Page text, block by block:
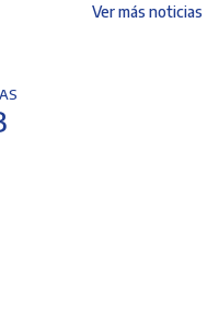
Ver más noticias